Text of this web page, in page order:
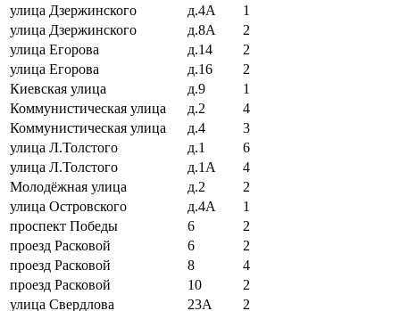
улица Дзержинского д.4А
1
улица Дзержинского
д.8А
2
улица Егорова
д.14
2
улица Егорова
д.16
2
Киевская улица
д.9
1
Коммунистическая улица
д.2
4
Коммунистическая улица
д.4
3
улица Л.Толстого
д.1
6
улица Л.Толстого
д.1А
4
Молодёжная улица
д.2
2
улица Островского
д.4А
1
проспект Победы
6
2
проезд Расковой
6
2
проезд Расковой
8
4
проезд Расковой
10
2
улица Свердлова
23А
2